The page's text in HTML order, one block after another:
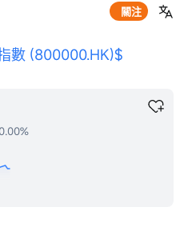
關注
數 (800000.HK)$